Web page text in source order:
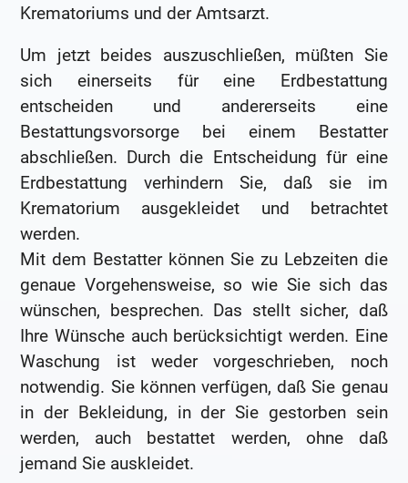
Krematoriums und der Amtsarzt.
Um jetzt beides auszuschließen, müßten Sie
sich einerseits für eine Erdbestattung
entscheiden und andererseits eine
Bestattungsvorsorge bei einem Bestatter
abschließen. Durch die Entscheidung für eine
Erdbestattung verhindern Sie, daß sie im
Krematorium ausgekleidet und betrachtet
werden.
Mit dem Bestatter können Sie zu Lebzeiten die
genaue Vorgehensweise, so wie Sie sich das
wünschen, besprechen. Das stellt sicher, daß
Ihre Wünsche auch berücksichtigt werden. Eine
Waschung ist weder vorgeschrieben, noch
notwendig. Sie können verfügen, daß Sie genau
in der Bekleidung, in der Sie gestorben sein
werden, auch bestattet werden, ohne daß
jemand Sie auskleidet.